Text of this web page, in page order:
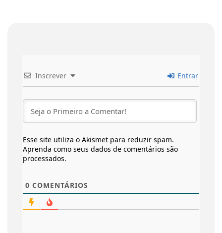
Inscrever Entrar
Esse site utiliza o Akismet para reduzir spam.
Aprenda como seus dados de comentários são
processados.
0 COMENTÁRIOS